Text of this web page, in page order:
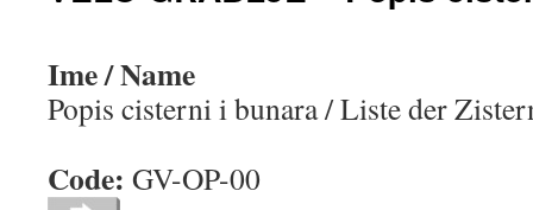
Ime / Name
Popis cisterni i bunara / Liste der
Code: GV-